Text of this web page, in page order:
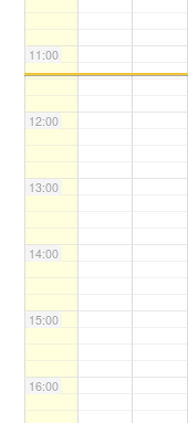
11:00
12:00
13:00
14:00
15:00
16:00